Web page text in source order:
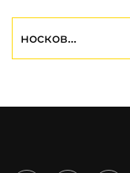
носков
производитель